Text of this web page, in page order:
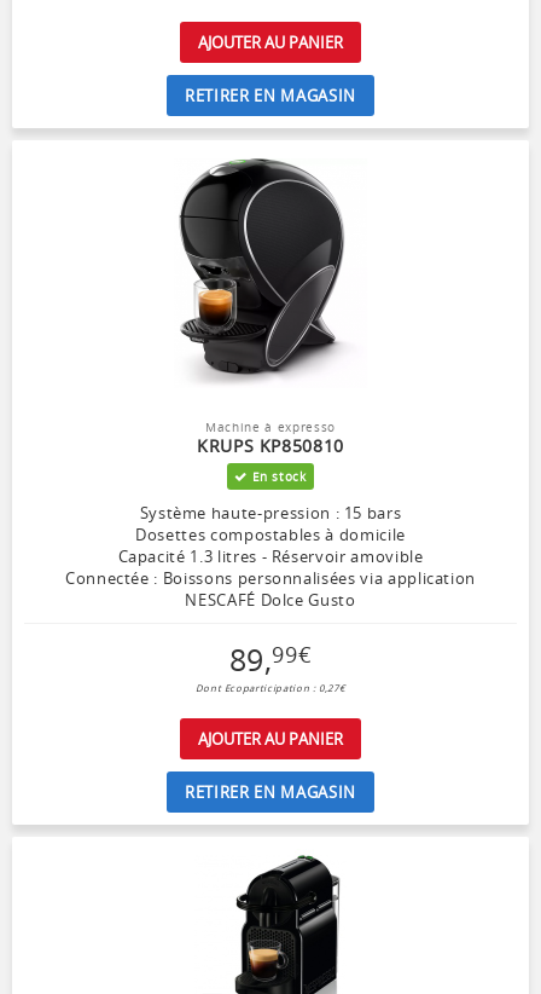
AJOUTER AU PANIER
RETIRER EN MAGASIN
Machine à expresso
KRUPS KP850810
En stock
Système haute-pression : 15 bars
Dosettes compostables à domicile
Capacité 1.3 litres - Réservoir amovible
Connectée : Boissons personnalisées via application
NESCAFÉ Dolce Gusto
89,99€
Dont Ecoparticipation : 0,27€
AJOUTER AU PANIER
RETIRER EN MAGASIN